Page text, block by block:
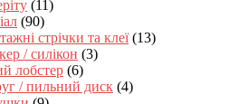
(11)
(90)
стрічки та клеї (13)
/ силікон (3)
лобстер (6)
/ пильний диск (4)